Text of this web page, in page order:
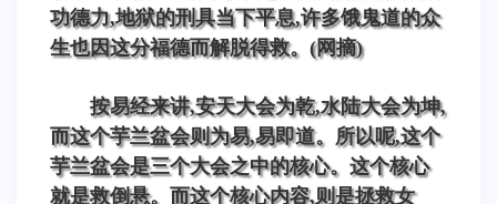
功德力,地狱的刑具当下平息,许多饿鬼道的众
生也因这分福德而解脱得救。(网摘)
按易经来讲,安天大会为乾,水陆大会为坤,
而这个芋兰盆会则为易,易即道。所以呢,这个
芋兰盆会是三个大会之中的核心。这个核心
就是救倒悬。而这个核心内容,则是拯救女